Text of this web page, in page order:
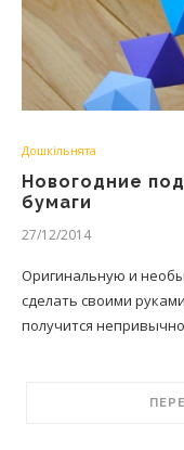
Дошкільнята
Новогодние
бумаги
27/12/2014
Оригинальную и
сделать своими
получится